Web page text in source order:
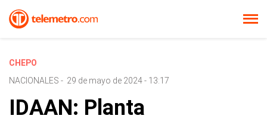
CHEPO
NACIONALES - 29 de mayo de 2024 - 13:17
IDAAN: Planta